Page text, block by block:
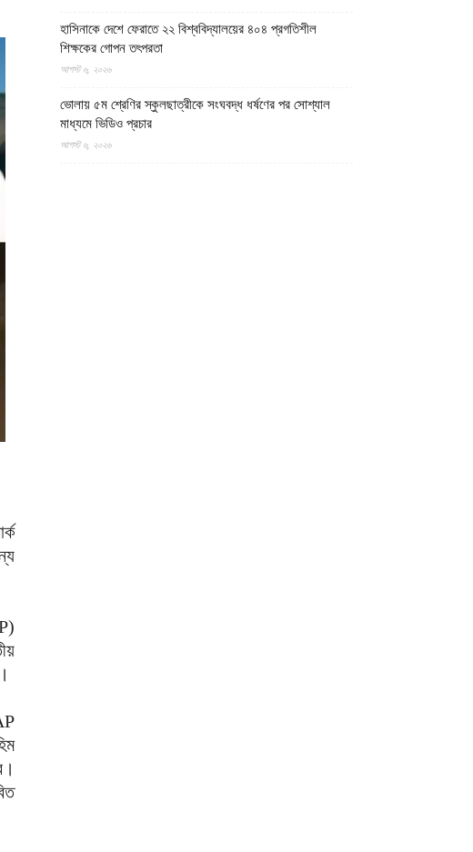
হাসিনাকে দেশে ফেরাতে ২২ বিশ্ববিদ্যালয়ের ৪০৪ প্রগতিশীল
শিক্ষকের গোপন তৎপরতা
আগস্ট ৬, ২০২৬
ভোলায় ৫ম শ্রেণির স্কুলছাত্রীকে সংঘবদ্ধ ধর্ষণের পর সোশ্যাল
মাধ্যমে ভিডিও প্রচার
আগস্ট ৬, ২০২৬